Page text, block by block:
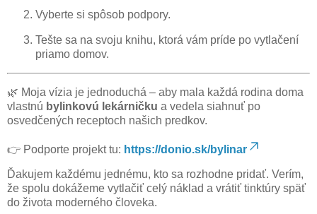
Vyberte si spôsob podpory.
Tešte sa na svoju knihu, ktorá vám príde po vytlačení
priamo domov.
🌿 Moja vízia je jednoduchá – aby mala každá rodina doma
vlastnú bylinkovú lekárničku a vedela siahnuť po
osvedčených receptoch našich predkov.
👉 Podporte projekt tu: https://donio.sk/bylinar
Ďakujem každému jednému, kto sa rozhodne pridať. Verím,
že spolu dokážeme vytlačiť celý náklad a vrátiť tinktúry späť
do života moderného človeka.